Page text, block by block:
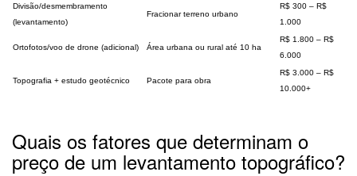
Divisão/desmembramento
(levantamento)
Fracionar terreno urbano
R$ 300 – R$
1.000
Ortofotos/voo de drone (adicional) Área urbana ou rural até 10 ha
R$ 1.800 – R$
6.000
Topografia + estudo geotécnico Pacote para obra
R$ 3.000 – R$
10.000+
Quais os fatores que determinam o
preço de um levantamento topográfico?